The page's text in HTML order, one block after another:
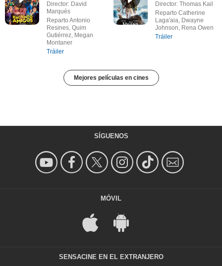
Director: David
Marqués
Reparto Antonio
Resines, Quim
Gutiérrez, Megan
Montaner
Tráiler
Director: Thomas Kail
Reparto Catherine
Laga'aia, Dwayne
Johnson, Rena Owen
Tráiler
Mejores películas en cines
SÍGUENOS
MÓVIL
SENSACINE EN EL EXTRANJERO